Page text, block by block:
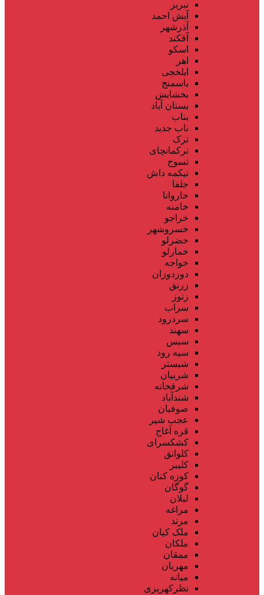
تبریز
آبش احمد
آذرشهر
آقکند
اسکو
اهر
ایلخچی
باسمنج
بخشایش
بستان آباد
بناب
ناب جدید
ترک
ترکمانچای
تسوج
تیکمه داش
جلفا
خاروانا
خامنه
خراجو
خسروشهر
خضرلو
خمارلو
خواجه
دوزدوزان
زرنق
زنوز
سراب
سردرود
سهند
سیس
سیه رود
شبستر
شربیان
شرفخانه
شندآباد
صوفیان
عجب شیر
قره آغاج
کشکسرای
کلوانق
کلیبر
کوزه کنان
گوگان
لیلان
مراغه
مرند
ملک کیان
ملکان
ممقان
مهربان
میانه
نظرکهریزی